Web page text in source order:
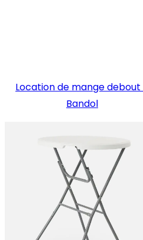
Location de mange debout
Bandol